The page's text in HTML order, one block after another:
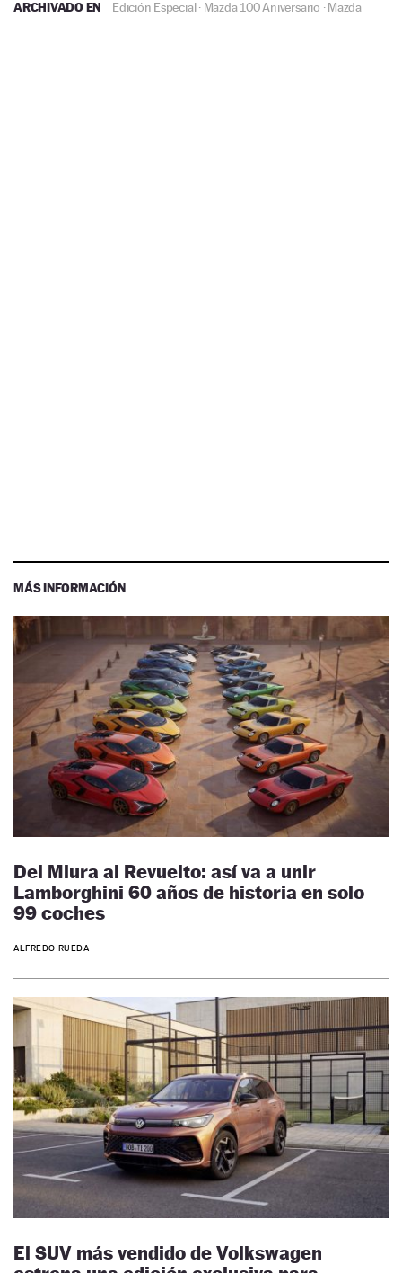
ARCHIVADO EN Edición Especial· Mazda 100 Aniversario ·Mazda
MÁS INFORMACIÓN
Del Miura al Revuelto: así va a unir
Lamborghini 60 años de historia en solo
99 coches
ALFREDO RUEDA
El SUV más vendido de Volkswagen